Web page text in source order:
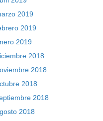
2019
2019
2019
2018
2018
2018
2018
2018